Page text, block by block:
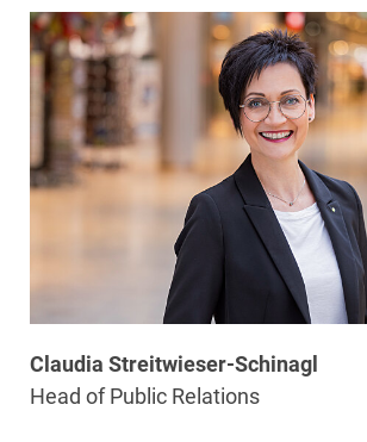
Claudia Streitwieser-Schinagl
Head of Public Relations